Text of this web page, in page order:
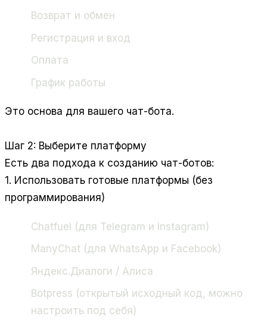
Возврат и обмен
Регистрация и вход
Оплата
График работы
Это основа для вашего чат-бота.
Шаг 2: Выберите платформу
Есть два подхода к созданию чат-ботов:
1. Использовать готовые платформы (без
программирования)
Chatfuel (для Telegram и Instagram)
ManyChat (для WhatsApp и Facebook)
Яндекс.Диалоги / Алиса
Botpress (открытый исходный код, можно
настроить под себя)